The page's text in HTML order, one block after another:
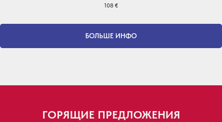
108 €
БОЛЬШЕ ИНФО
ГОРЯЩИЕ ПРЕДЛОЖЕНИЯ